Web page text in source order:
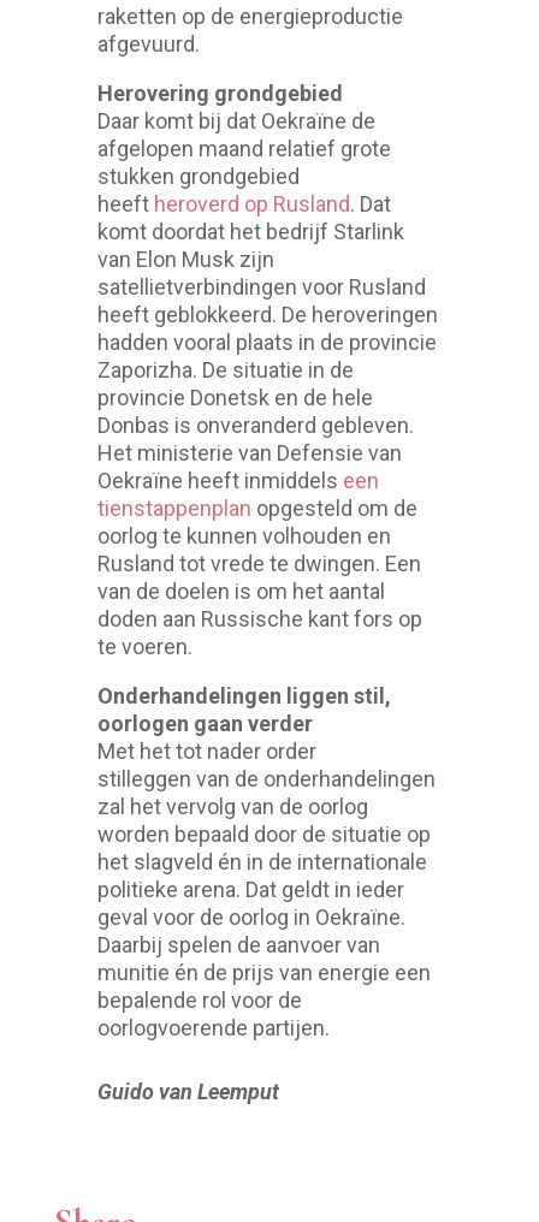
raketten op de energieproductie
afgevuurd.
Herovering grondgebied
Daar komt bij dat Oekraïne de
afgelopen maand relatief grote
stukken grondgebied
heeft heroverd op Rusland. Dat
komt doordat het bedrijf Starlink
van Elon Musk zijn
satellietverbindingen voor Rusland
heeft geblokkeerd. De heroveringen
hadden vooral plaats in de provincie
Zaporizha. De situatie in de
provincie Donetsk en de hele
Donbas is onveranderd gebleven.
Het ministerie van Defensie van
Oekraïne heeft inmiddels een
tienstappenplan opgesteld om de
oorlog te kunnen volhouden en
Rusland tot vrede te dwingen. Een
van de doelen is om het aantal
doden aan Russische kant fors op
te voeren.
Onderhandelingen liggen stil,
oorlogen gaan verder
Met het tot nader order
stilleggen van de onderhandelingen
zal het vervolg van de oorlog
worden bepaald door de situatie op
het slagveld én in de internationale
politieke arena. Dat geldt in ieder
geval voor de oorlog in Oekraïne.
Daarbij spelen de aanvoer van
munitie én de prijs van energie een
bepalende rol voor de
oorlogvoerende partijen.
Guido van Leemput